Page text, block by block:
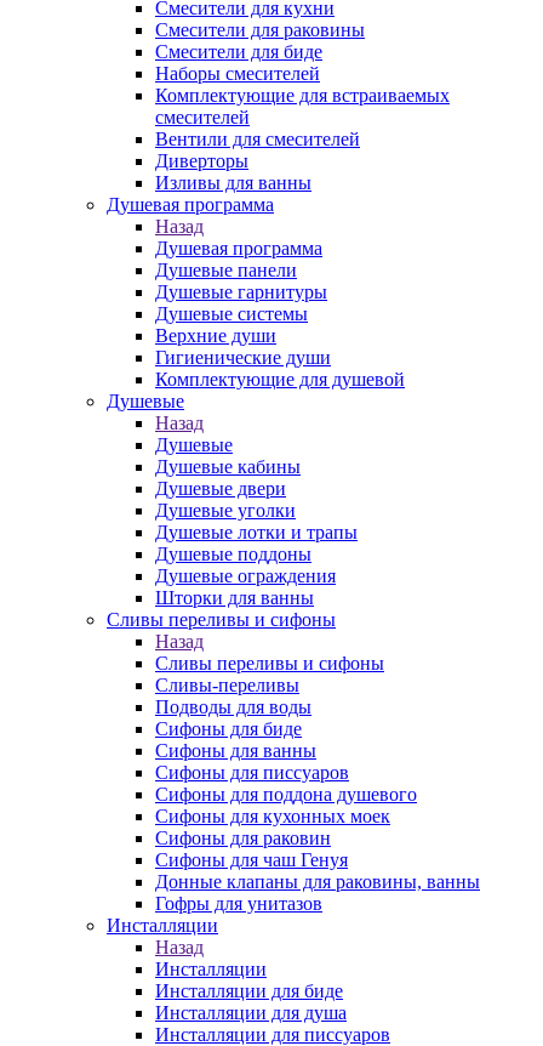
Смесители для кухни
Смесители для раковины
Смесители для биде
Наборы смесителей
Комплектующие для встраиваемых
смесителей
Вентили для смесителей
Диверторы
Изливы для ванны
Душевая программа
Назад
Душевая программа
Душевые панели
Душевые гарнитуры
Душевые системы
Верхние души
Гигиенические души
Комплектующие для душевой
Душевые
Назад
Душевые
Душевые кабины
Душевые двери
Душевые уголки
Душевые лотки и трапы
Душевые поддоны
Душевые ограждения
Шторки для ванны
Сливы переливы и сифоны
Назад
Сливы переливы и сифоны
Сливы-переливы
Подводы для воды
Сифоны для биде
Сифоны для ванны
Сифоны для писсуаров
Сифоны для поддона душевого
Сифоны для кухонных моек
Сифоны для раковин
Сифоны для чаш Генуя
Донные клапаны для раковины, ванны
Гофры для унитазов
Инсталляции
Назад
Инсталляции
Инсталляции для биде
Инсталляции для душа
Инсталляции для писсуаров